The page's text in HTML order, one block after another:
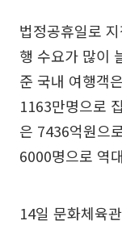
법정공휴일로
행 수요가 많이
준 국내 여행객
1163만명으로
은 7436억원으
6000명으로 역
14일 문화체육